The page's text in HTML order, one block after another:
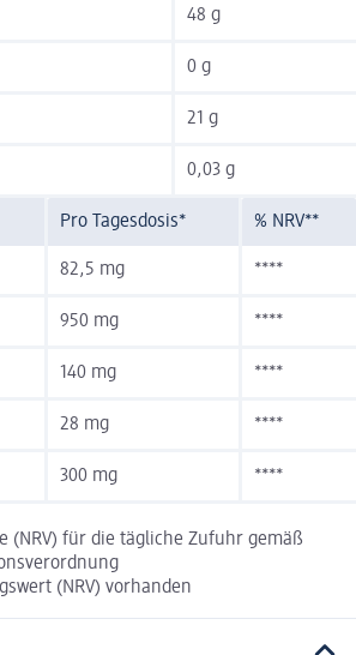
48 g
0 g
21 g
0,03 g
Pro Tagesdosis* % NRV**
82,5 mg ****
950 mg ****
140 mg ****
28 mg ****
300 mg ****
(NRV) für die tägliche Zufuhr gemäß
(NRV) vorhanden